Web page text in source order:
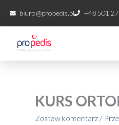
biuro@propedis.pl +48 501
KURS
Zostaw komentarz /